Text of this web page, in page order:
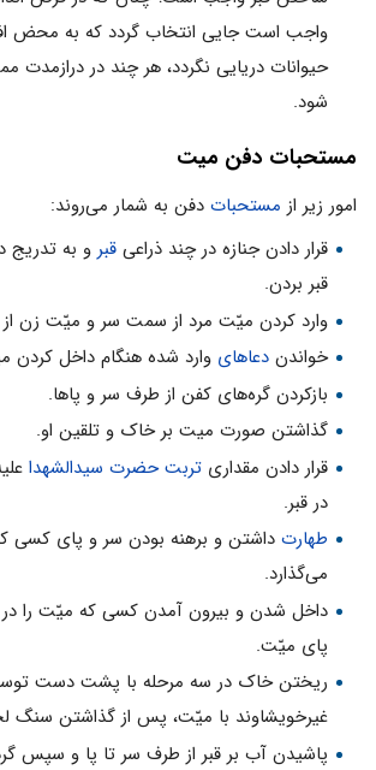
واجب است جایی انتخاب‌ گردد که به محض
حیوانات دریایی نگردد، هر چند در
شود.
مستحبات دفن میت
امور زیر از مستحبات دفن به شمار می‌روند:
قرار دادن جنازه در چند ذراعی قبرو به تدریج
قبر بردن.
وارد کردن میّت مرد از سمت سر و میّت زن
خواندن دعاهای وارد شده هنگام داخل کردن
بازکردن گره‌های کفن از طرف سر و پاها.
گذاشتن صورت میت بر خاک و تلقین او.
قرار دادن مقداری تربت حضرت سیدالشهدا
در قبر.
طهارتداشتن و برهنه بودن سر و پای کسی
می‌گذارد.
داخل شدن و بیرون آمدن کسی که میّت را در
پای میّت.
ریختن خاک در سه مرحله با پشت دست
غیرخویشاوند با میّت، پس از گذاشتن سنگ
پاشیدن آب بر قبر از طرف سر تا پا و سپس